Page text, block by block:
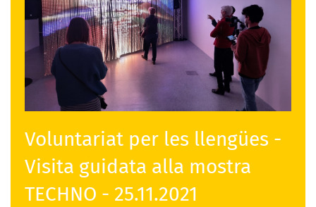
Voluntariat per les llengües -
Visita guidata alla mostra
TECHNO - 25.11.2021